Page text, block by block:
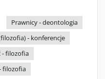
Prawnicy - deontologia
- konferencje
- filozofia
filozofia